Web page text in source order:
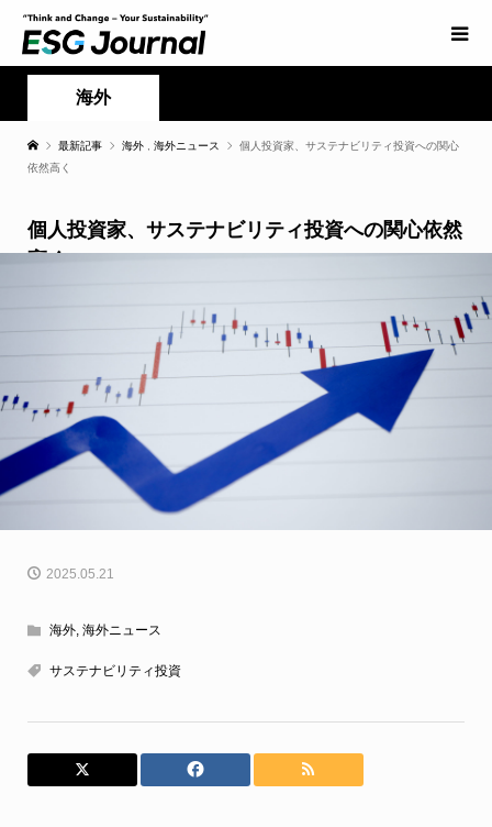
海外
最新記事 海外 海外ニュース
個人投資家、サステナビリティ投資への関心
依然高く
個人投資家、サステナビリティ投資への関心依然
高く
2025.05.21
海外, 海外ニュース
サステナビリティ投資